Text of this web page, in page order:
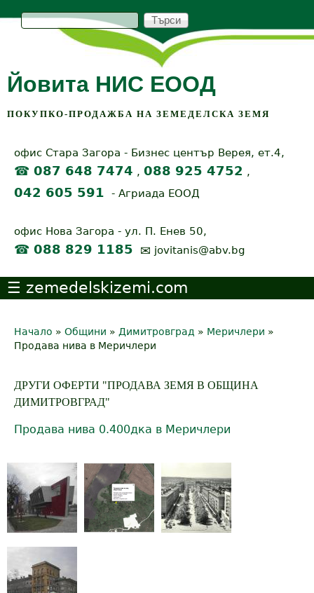
Skip
to
content
Йовита НИС ЕООД
ПОКУПКО-ПРОДАЖБА НА ЗЕМЕДЕЛСКА ЗЕМЯ
офис Стара Загора - Бизнес център Верея, ет.4,
☎ 087 648 7474 , 088 925 4752 ,
042 605 591 - Агриада ЕООД
S
r
c
f
o
m
Т
ъ
р
офис Нова Загора - ул. П. Енев 50,
☎ 088 829 1185 ✉ jovitanis@abv.bg
zemedelskizemi.com
Y
u
e
h
e
r
e
Начало » Общини » Димитровград » Меричлери »
Продава нива в Меричлери
ДРУГИ ОФЕРТИ "ПРОДАВА ЗЕМЯ В ОБЩИНА
ДИМИТРОВГРАД"
Продава нива 0.400дка в Меричлери